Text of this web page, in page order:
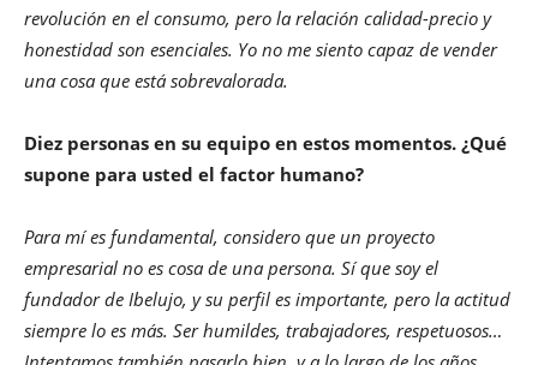
revolución en el consumo, pero la relación calidad-precio y
honestidad son esenciales. Yo no me siento capaz de vender
una cosa que está sobrevalorada.
Diez personas en su equipo en estos momentos. ¿Qué
supone para usted el factor humano?
Para mí es fundamental, considero que un proyecto
empresarial no es cosa de una persona. Sí que soy el
fundador de Ibelujo, y su perfil es importante, pero la actitud
siempre lo es más. Ser humildes, trabajadores, respetuosos…